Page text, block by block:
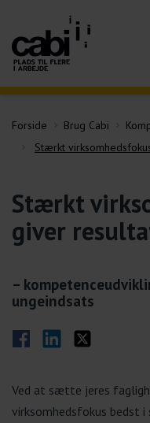
Forside Brug Cabi
Stærkt
Stærkt
giver
–
ungeindsats
Del på Facebook
Del på LinkedIn
Del på Twitter
Ved at sætte jeres
virksomhedsfokus bedst